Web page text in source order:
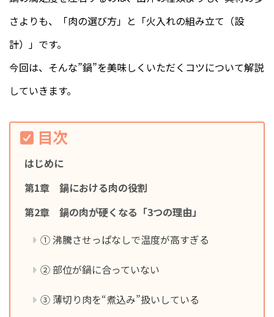
さよりも、「肉の選び方」と「火入れの組み立て（設
計）」です。
今回は、そんな”鍋”を美味しくいただくコツについて解説
していきます。
目次
はじめに
第1章 鍋における肉の役割
第2章 鍋の肉が硬くなる「3つの理由」
① 沸騰させっぱなしで温度が高すぎる
② 部位が鍋に合っていない
③ 薄切り肉を“煮込み”扱いしている